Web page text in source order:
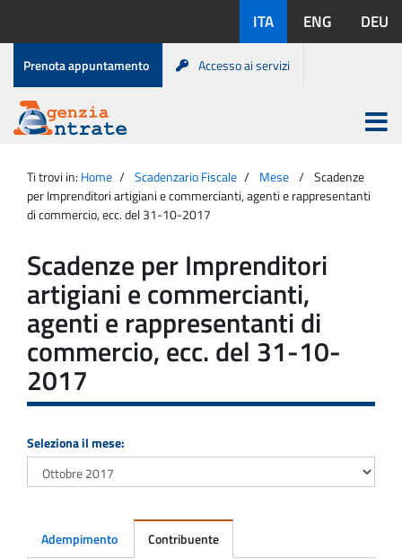
contenuto
disponibili:
ITA ENG DEU
Menu
di
servizio
Prenota appuntamento Accesso ai servizi
Agenzia
Entrate
Apri
menu
principale
Ti trovi in: Home Scadenzario Fiscale Mese
Scadenze
per Imprenditori artigiani e commercianti, agenti e rappresentanti
di commercio, ecc. del 31-10-2017
Scadenze per Imprenditori
artigiani e commercianti,
agenti e rappresentanti di
commercio, ecc. del 31-10-
2017
Seleziona il mese:
Adempimento Contribuente